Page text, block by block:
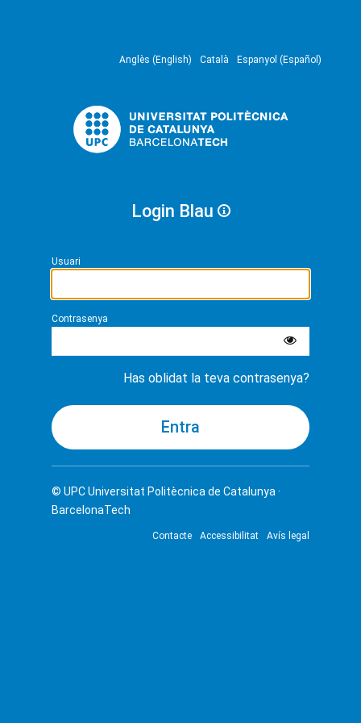
Anglès (English) Català Espanyol (Español)
Login Blau
Usuari
Contrasenya
Has oblidat la teva contrasenya?
© UPCUniversitat Politècnica de Catalunya ·
BarcelonaTech
Contacte Accessibilitat Avís legal